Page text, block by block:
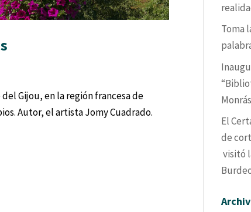
Gijou, en la región francesa de
Autor, el artista Jomy Cuadrado.
Toma
El
de
visitó